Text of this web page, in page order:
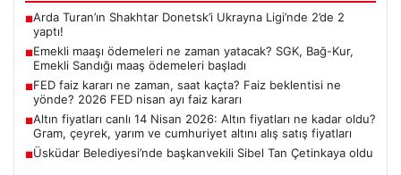
■Arda Turan’ın Shakhtar Donetsk’i Ukrayna Ligi’nde 2’de 2
yaptı!
■Emekli maaşı ödemeleri ne zaman yatacak? SGK, Bağ-Kur,
Emekli Sandığı maaş ödemeleri başladı
■FED faiz kararı ne zaman, saat kaçta? Faiz beklentisi ne
yönde? 2026 FED nisan ayı faiz kararı
■Altın fiyatları canlı 14 Nisan 2026: Altın fiyatları ne kadar oldu?
Gram, çeyrek, yarım ve cumhuriyet altını alış satış fiyatları
■Üsküdar Belediyesi’nde başkanvekili Sibel Tan Çetinkaya oldu